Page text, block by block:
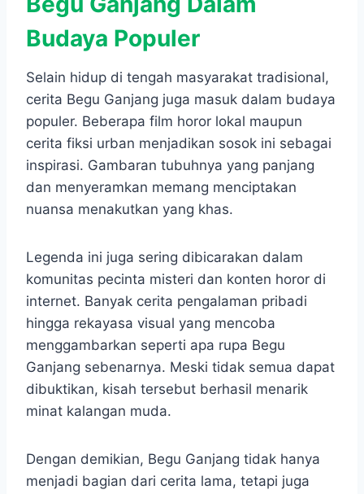
Budaya Populer
Selain hidup di tengah masyarakat tradisional,
cerita Begu Ganjang juga masuk dalam budaya
populer. Beberapa film horor lokal maupun
cerita fiksi urban menjadikan sosok ini sebagai
inspirasi. Gambaran tubuhnya yang panjang
dan menyeramkan memang menciptakan
nuansa menakutkan yang khas.
Legenda ini juga sering dibicarakan dalam
komunitas pecinta misteri dan konten horor di
internet. Banyak cerita pengalaman pribadi
hingga rekayasa visual yang mencoba
menggambarkan seperti apa rupa Begu
Ganjang sebenarnya. Meski tidak semua dapat
dibuktikan, kisah tersebut berhasil menarik
minat kalangan muda.
Dengan demikian, Begu Ganjang tidak hanya
menjadi bagian dari cerita lama, tetapi juga